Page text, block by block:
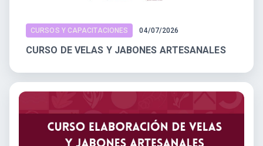
CURSOS Y CAPACITACIONES 04/07/2026
CURSO DE VELAS Y JABONES ARTESANALES